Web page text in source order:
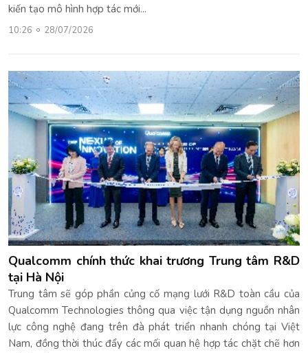
kiến tạo mô hình hợp tác mới...
10:26 28/07/2026
Qualcomm chính thức khai trương Trung tâm R&D
tại Hà Nội
Trung tâm sẽ góp phần củng cố mạng lưới R&D toàn cầu của
Qualcomm Technologies thông qua việc tận dụng nguồn nhân
lực công nghệ đang trên đà phát triển nhanh chóng tại Việt
Nam, đồng thời thúc đẩy các mối quan hệ hợp tác chặt chẽ hơn